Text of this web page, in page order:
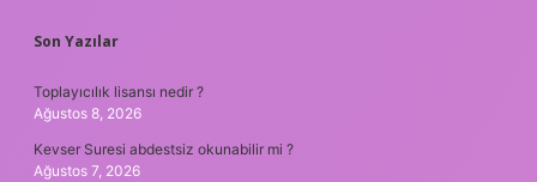
SIDEBAR
Son Yazılar
Toplayıcılık lisansı nedir ?
Ağustos 8, 2026
Kevser Suresi abdestsiz okunabilir mi ?
Ağustos 7, 2026